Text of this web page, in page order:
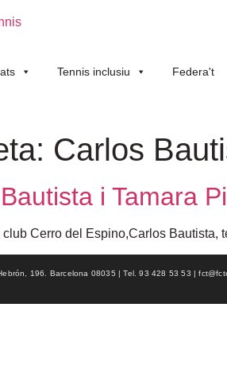
Tennis inclusiu Federa't
Carlos
i Tamara
Cerro del Espino,Carlos Bautista,
196. Barcelona 08035 | Tel. 93 428 53 53 |